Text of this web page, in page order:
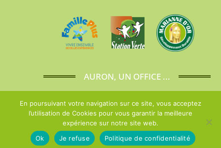
AURON, UN OFFICE ...
CopyrightTineesi|Mentions Légales|Politique de confidentialité
En poursuivant votre navigation sur ce site, vous acceptez
l’utilisation de Cookies pour vous garantir la meilleure
expérience sur notre site web.
Ok
Je refuse Politique de confidentialité
Nous contacter
Open